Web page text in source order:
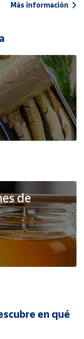
Más información
de
en qué